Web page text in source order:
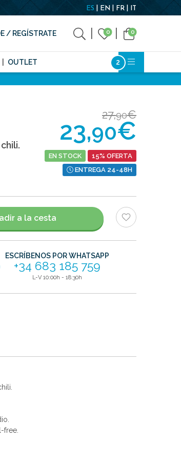
ES EN FR IT
/ REGÍSTRATE 0 0
OUTLET
27,90€
23,90€
EN STOCK
15% OFERTA
ENTREGA 24-48H
a la cesta
ESCRÍBENOS POR WHATSAPP
+34 683 185 759
L-V 10:00h - 18:30h
free.